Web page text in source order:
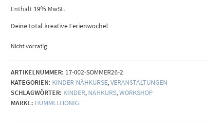
Enthält 19% MwSt.
Deine total kreative Ferienwoche!
Nicht vorrätig
ARTIKELNUMMER: 17-002-SOMMER26-2
KATEGORIEN: KINDER-NÄHKURSE,VERANSTALTUNGEN
SCHLAGWÖRTER: KINDER, NÄHKURS,WORKSHOP
MARKE: HUMMELHONIG